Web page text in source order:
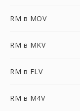
RM в MOV
RM в MKV
RM в FLV
RM в M4V